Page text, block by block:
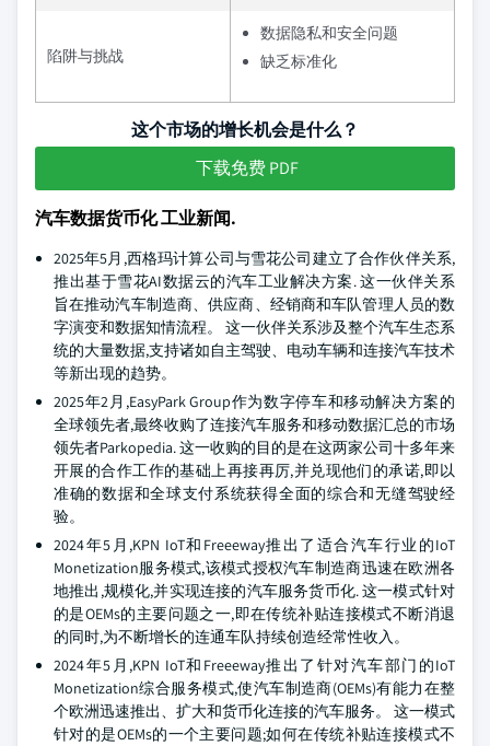
陷阱与挑战
数据隐私和安全问题
缺乏标准化
这个市场的增长机会是什么？
下载免费 PDF
汽车数据货币化 工业新闻.
2025年5月,西格玛计算公司与雪花公司建立了合作伙伴关系,
推出基于雪花AI数据云的汽车工业解决方案. 这一伙伴关系
旨在推动汽车制造商、供应商、经销商和车队管理人员的数
字演变和数据知情流程。 这一伙伴关系涉及整个汽车生态系
统的大量数据,支持诸如自主驾驶、电动车辆和连接汽车技术
等新出现的趋势。
2025年2月,EasyPark Group作为数字停车和移动解决方案的
全球领先者,最终收购了连接汽车服务和移动数据汇总的市场
领先者Parkopedia. 这一收购的目的是在这两家公司十多年来
开展的合作工作的基础上再接再厉,并兑现他们的承诺,即以
准确的数据和全球支付系统获得全面的综合和无缝驾驶经
验。
2024年5月,KPN IoT和Freeeway推出了适合汽车行业的IoT
Monetization服务模式,该模式授权汽车制造商迅速在欧洲各
地推出,规模化,并实现连接的汽车服务货币化. 这一模式针对
的是OEMs的主要问题之一,即在传统补贴连接模式不断消退
的同时,为不断增长的连通车队持续创造经常性收入。
2024年5月,KPN IoT和Freeeway推出了针对汽车部门的IoT
Monetization综合服务模式,使汽车制造商(OEMs)有能力在整
个欧洲迅速推出、扩大和货币化连接的汽车服务。 这一模式
针对的是OEMs的一个主要问题;如何在传统补贴连接模式不